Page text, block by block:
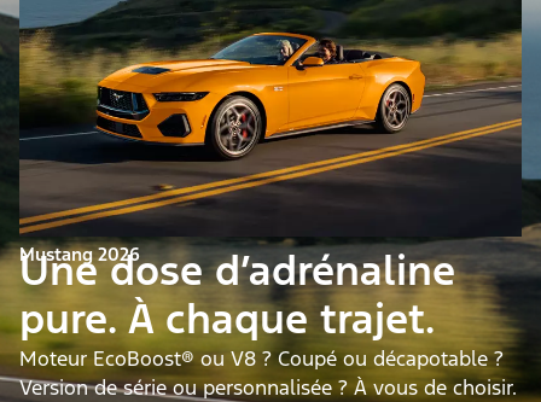
Mustang 2026
Une dose d’adrénaline
pure. À chaque trajet.
Moteur EcoBoost® ou V8 ? Coupé ou décapotable ?
Version de série ou personnalisée ? À vous de choisir.